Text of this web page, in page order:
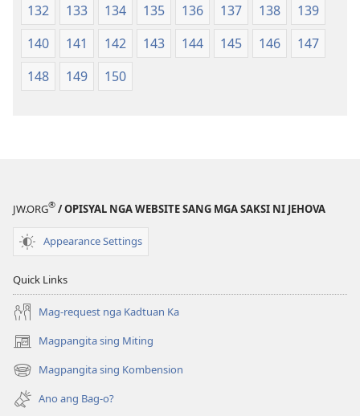
132
133 134 135 136 137 138
139
140
141 142 143 144 145 146
147
148
149 150
JW.ORG® / OPISYAL NGA WEBSITE SANG MGA SAKSI NI JEHOVA
Appearance Settings
Quick Links
Mag-request nga Kadtuan Ka
Magpangita sing Miting
(opens
new
window)
Magpangita sing Kombension
(opens
new
window)
Ano ang Bag-o?